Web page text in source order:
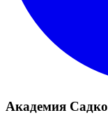
Академия Садко